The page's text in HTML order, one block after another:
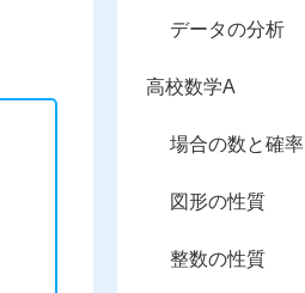
データの分析
高校数学A
場合の数と確率
図形の性質
整数の性質